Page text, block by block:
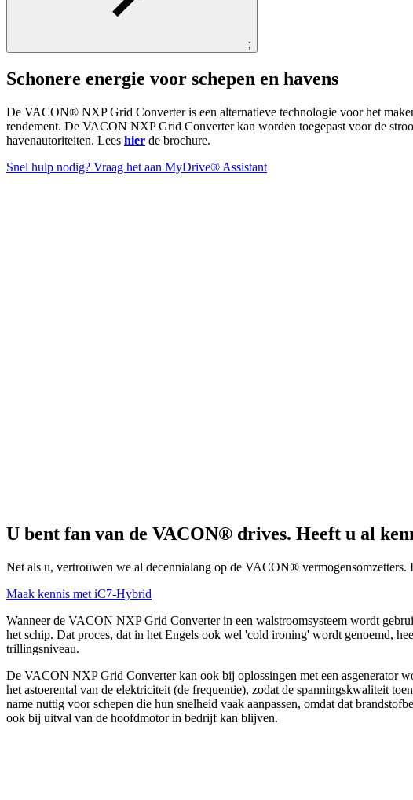
;
Schonere energie voor schepen en havens
De VACON® NXP Grid Converter is een alternatieve technologie voor het
rendement. De VACON NXP Grid Converter kan worden toegepast voor de
havenautoriteiten. Lees hier de brochure.
Snel hulp nodig? Vraag het aan MyDrive® Assistant
U bent fan van de VACON® drives. Heeft u al
Net als u, vertrouwen we al decennialang op de VACON®
Maak kennis met iC7-Hybrid
Wanneer de VACON NXP Grid Converter in een walstroomsysteem wordt
het schip. Dat proces, dat in het Engels ook wel 'cold ironing' wordt genoemd,
trillingsniveau.
De VACON NXP Grid Converter kan ook bij oplossingen met een asgenerator
het astoerental van de elektriciteit (de frequentie), zodat de spanningskwaliteit
name nuttig voor schepen die hun snelheid vaak aanpassen, omdat dat
ook bij uitval van de hoofdmotor in bedrijf kan blijven.